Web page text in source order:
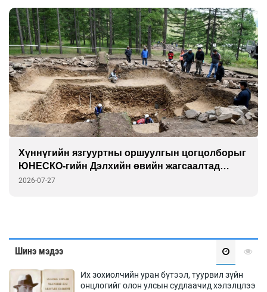
Хүннүгийн язгууртны оршуулгын цогцолборыг
ЮНЕСКО-гийн Дэлхийн өвийн жагсаалтад
бүртгэлээ
2026-07-27
Шинэ мэдээ
Их зохиолчийн уран бүтээл, туурвил зүйн
онцлогийг олон улсын судлаачид хэлэлцлээ